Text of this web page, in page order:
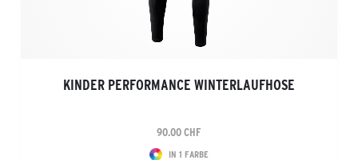
KINDER PERFORMANCE WINTERLAUFHOSE
90.00 CHF
IN 1 FARBE